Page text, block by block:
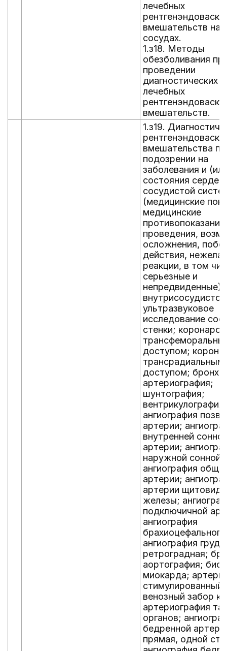
лечебных
вмешательств на
сосудах.
1.з18. Методы
обезболивания
проведении
диагностических
лечебных
вмешательств.
1.з19.
вмешательства
подозрении на
заболевания и
состояния
сосудистой
(медицинские
медицинские
проведения,
осложнения,
действия,
реакции, в том
серьезные и
непредвиденные):
внутрисосудистое
ультразвуковое
исследование
стенки;
доступом;
трансрадиальным
доступом;
артериография;
шунтография;
ангиография
артерии;
внутренней
артерии;
наружной сонной
ангиография
артерии;
артерии
железы;
подключичной
ангиография
ангиография
ретроградная;
аортография;
миокарда;
стимулированный
венозный забор
артериография
органов;
бедренной
прямая, одной